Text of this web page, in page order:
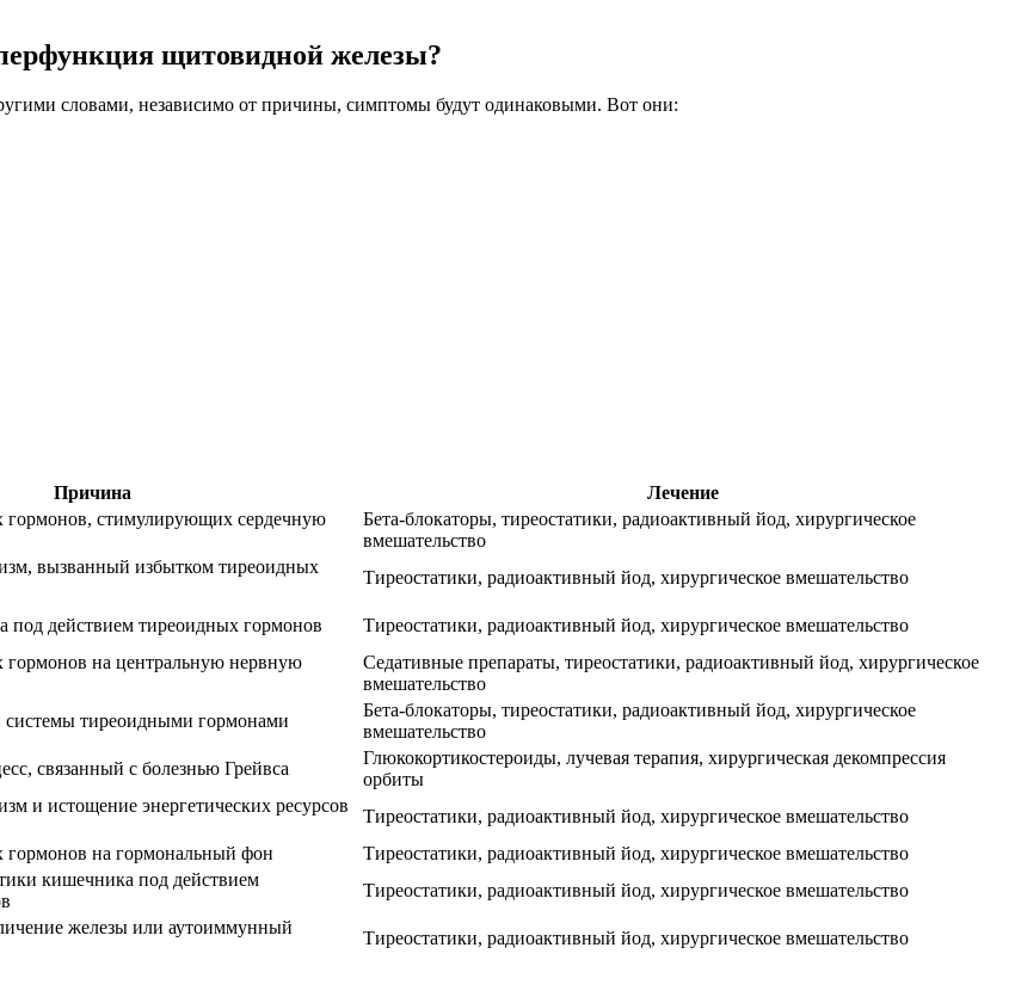
щитовидной железы?
словами, независимо от причины, симптомы будут одинаковыми. Вот они:
Причина
Лечение
гормонов, стимулирующих сердечную
Бета-блокаторы, тиреостатики, радиоактивный йод, хирургическое
вмешательство
вызванный избытком тиреоидных
Тиреостатики, радиоактивный йод, хирургическое вмешательство
под действием тиреоидных гормонов Тиреостатики, радиоактивный йод, хирургическое вмешательство
на центральную нервную
Седативные препараты, тиреостатики, радиоактивный йод, хирургическое
вмешательство
тиреоидными гормонами
Бета-блокаторы, тиреостатики, радиоактивный йод, хирургическое
вмешательство
связанный с болезнью Грейвса
Глюкокортикостероиды, лучевая терапия, хирургическая декомпрессия
орбиты
и истощение энергетических ресурсов
Тиреостатики, радиоактивный йод, хирургическое вмешательство
на гормональный фон
Тиреостатики, радиоактивный йод, хирургическое вмешательство
кишечника под действием
Тиреостатики, радиоактивный йод, хирургическое вмешательство
железы или аутоиммунный
Тиреостатики, радиоактивный йод, хирургическое вмешательство